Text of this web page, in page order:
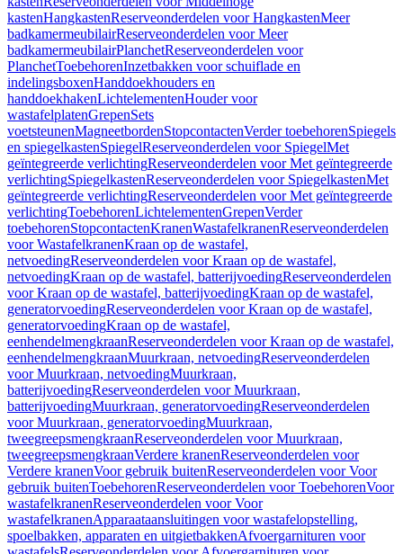
kastenHangkastenReserveonderdelen voor HangkastenMeer
badkamermeubilairReserveonderdelen voor Meer
badkamermeubilairPlanchetReserveonderdelen voor
PlanchetToebehorenInzetbakken voor schuiflade en
indelingsboxenHanddoekhouders en
handdoekhakenLichtelementenHouder voor
wastafelplatenGrepenSets
voetsteunenMagneetbordenStopcontactenVerder toebehorenSpiegels
en spiegelkastenSpiegelReserveonderdelen voor SpiegelMet
geïntegreerde verlichtingReserveonderdelen voor Met geïntegreerde
verlichtingSpiegelkastenReserveonderdelen voor SpiegelkastenMet
geïntegreerde verlichtingReserveonderdelen voor Met geïntegreerde
verlichtingToebehorenLichtelementenGrepenVerder
toebehorenStopcontactenKranenWastafelkranenReserveonderdelen
voor WastafelkranenKraan op de wastafel,
netvoedingReserveonderdelen voor Kraan op de wastafel,
netvoedingKraan op de wastafel, batterijvoedingReserveonderdelen
voor Kraan op de wastafel, batterijvoedingKraan op de wastafel,
generatorvoedingReserveonderdelen voor Kraan op de wastafel,
generatorvoedingKraan op de wastafel,
eenhendelmengkraanReserveonderdelen voor Kraan op de wastafel,
eenhendelmengkraanMuurkraan, netvoedingReserveonderdelen
voor Muurkraan, netvoedingMuurkraan,
batterijvoedingReserveonderdelen voor Muurkraan,
batterijvoedingMuurkraan, generatorvoedingReserveonderdelen
voor Muurkraan, generatorvoedingMuurkraan,
tweegreepsmengkraanReserveonderdelen voor Muurkraan,
tweegreepsmengkraanVerdere kranenReserveonderdelen voor
Verdere kranenVoor gebruik buitenReserveonderdelen voor Voor
gebruik buitenToebehorenReserveonderdelen voor ToebehorenVoor
wastafelkranenReserveonderdelen voor Voor
wastafelkranenApparaataansluitingen voor wastafelopstelling,
spoelbakken, apparaten en uitgietbakkenAfvoergarnituren voor